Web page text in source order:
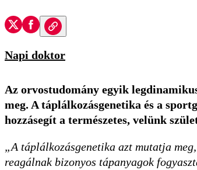
Napi doktor
Az orvostudomány egyik
meg. A táplálkozásgenetika és a
hozzásegít a természetes, velünk
„A táplálkozásgenetika azt mutatja
reagálnak bizonyos tápanyagok